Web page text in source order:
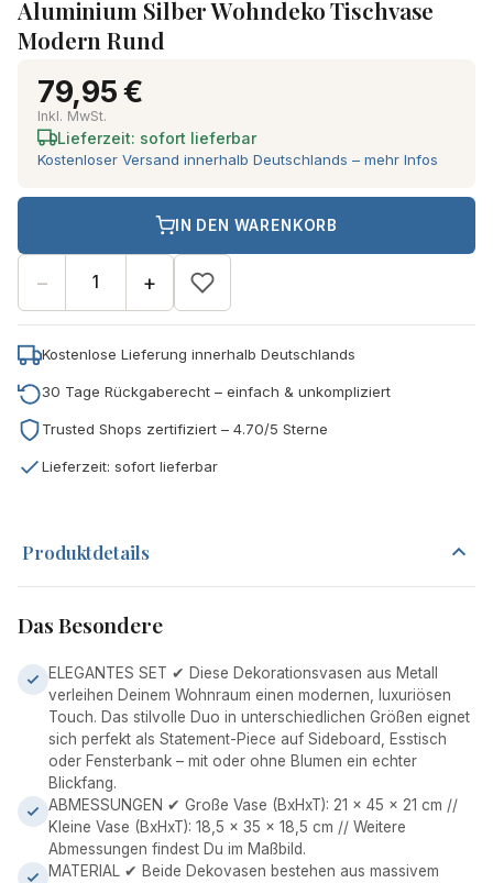
Aluminium Silber Wohndeko Tischvase
Modern Rund
79,95 €
Inkl. MwSt.
Lieferzeit: sofort lieferbar
Kostenloser Versand innerhalb Deutschlands – mehr Infos
− +
IN DEN WARENKORB
Kostenlose Lieferung innerhalb Deutschlands
30 Tage Rückgaberecht – einfach & unkompliziert
Trusted Shops zertifiziert – 4.70/5 Sterne
Lieferzeit: sofort lieferbar
Produktdetails
Das Besondere
ELEGANTES SET ✔ Diese Dekorationsvasen aus Metall
verleihen Deinem Wohnraum einen modernen, luxuriösen
Touch. Das stilvolle Duo in unterschiedlichen Größen eignet
sich perfekt als Statement-Piece auf Sideboard, Esstisch
oder Fensterbank – mit oder ohne Blumen ein echter
Blickfang.
ABMESSUNGEN ✔ Große Vase (BxHxT): 21 x 45 x 21 cm //
Kleine Vase (BxHxT): 18,5 x 35 x 18,5 cm // Weitere
Abmessungen findest Du im Maßbild.
MATERIAL ✔ Beide Dekovasen bestehen aus massivem